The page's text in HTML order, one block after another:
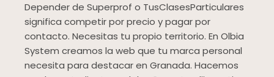
Depender de Superprof o TusClasesParticulares
significa competir por precio y pagar por
contacto. Necesitas tu propio territorio. En Olbia
System creamos la web que tu marca personal
necesita para destacar en Granada. Hacemos